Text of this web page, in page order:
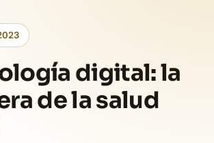
digital: la
de la salud